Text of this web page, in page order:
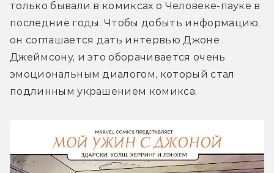
только бывали в комиксах о Человеке-пауке в
последние годы. Чтобы добыть информацию,
он соглашается дать интервью Джоне
Джеймсону, и это оборачивается очень
эмоциональным диалогом, который стал
подлинным украшением комикса.